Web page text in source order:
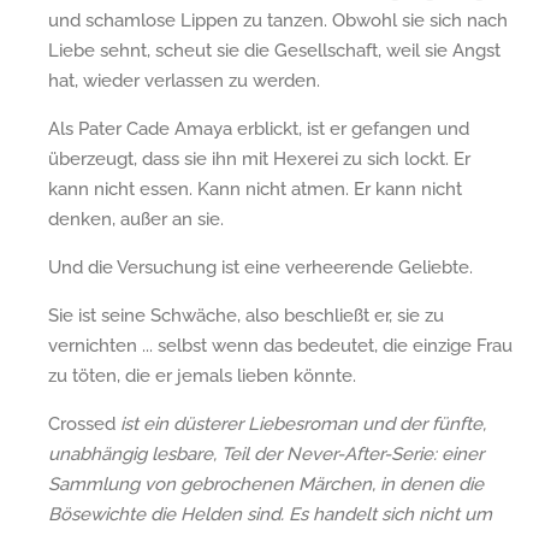
und schamlose Lippen zu tanzen. Obwohl sie sich nach
Liebe sehnt, scheut sie die Gesellschaft, weil sie Angst
hat, wieder verlassen zu werden.
Als Pater Cade Amaya erblickt, ist er gefangen und
überzeugt, dass sie ihn mit Hexerei zu sich lockt. Er
kann nicht essen. Kann nicht atmen. Er kann nicht
denken, außer an sie.
Und die Versuchung ist eine verheerende Geliebte.
Sie ist seine Schwäche, also beschließt er, sie zu
vernichten ... selbst wenn das bedeutet, die einzige Frau
zu töten, die er jemals lieben könnte.
Crossed ist ein düsterer Liebesroman und der fünfte,
unabhängig lesbare, Teil der Never-After-Serie: einer
Sammlung von gebrochenen Märchen, in denen die
Bösewichte die Helden sind. Es handelt sich nicht um